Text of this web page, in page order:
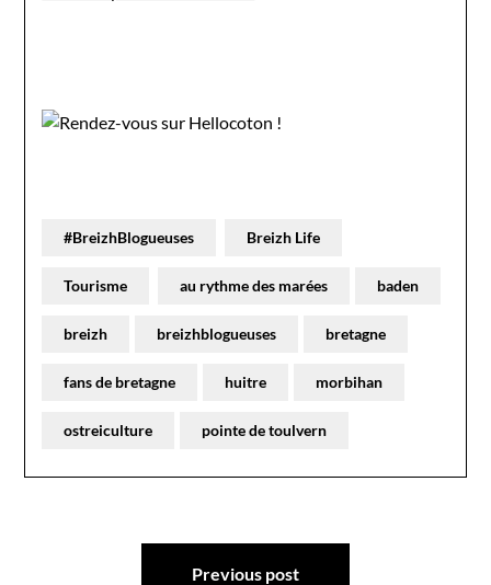
#BreizhBlogueuses Breizh Life
Tourisme au rythme des marées baden
breizh breizhblogueuses bretagne
fans de bretagne huitre morbihan
ostreiculture pointe de toulvern
Navigation
Previous post